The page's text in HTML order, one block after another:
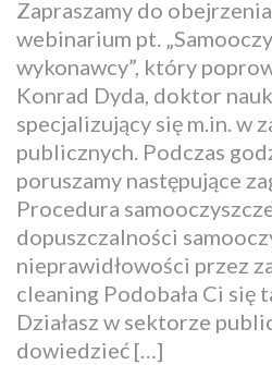
Zapraszamy do
webinarium pt.
wykonawcy”, który
Konrad Dyda, doktor
specjalizujący się m.in. w
publicznych. Podczas
poruszamy następujące
Procedura
dopuszczalności
nieprawidłowości przez
cleaning Podobała Ci się
Działasz w sektorze
dowiedzieć […]